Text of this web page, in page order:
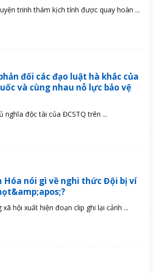
trinh thám kịch tính được quay hoàn ...
đối các đạo luật hà khắc của
và cùng nhau nỗ lực bảo vệ
độc tài của ĐCSTQ trên ...
nói gì về nghi thức Đội bị ví
hội xuất hiện đoạn clip ghi lại cảnh ...